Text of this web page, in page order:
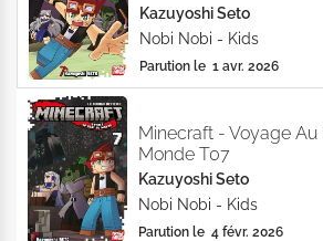
Kazuyoshi Seto
Nobi Nobi - Kids
Parution le 1 avr. 2026
Minecraft - Voyage Au
Monde T07
Kazuyoshi Seto
Nobi Nobi - Kids
Parution le 4 févr. 2026